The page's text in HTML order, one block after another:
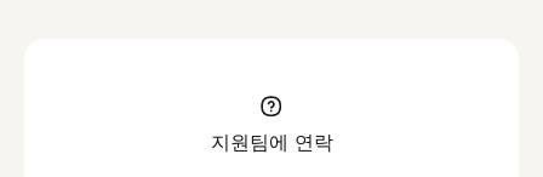
지원팀에 연락